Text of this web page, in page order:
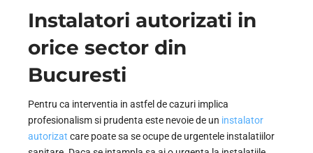
Instalatori autorizati in
orice sector din
Bucuresti
Pentru ca interventia in astfel de cazuri implica
profesionalism si prudenta este nevoie de un instalator
autorizat care poate sa se ocupe de urgentele instalatiilor